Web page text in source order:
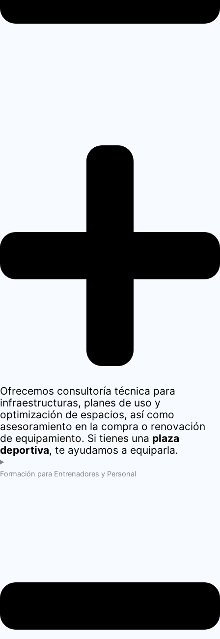
Ofrecemos consultoría técnica para
infraestructuras, planes de uso y
optimización de espacios, así como
asesoramiento en la compra o renovación
de equipamiento. Si tienes una plaza
deportiva, te ayudamos a equiparla.
Formación para Entrenadores y Personal